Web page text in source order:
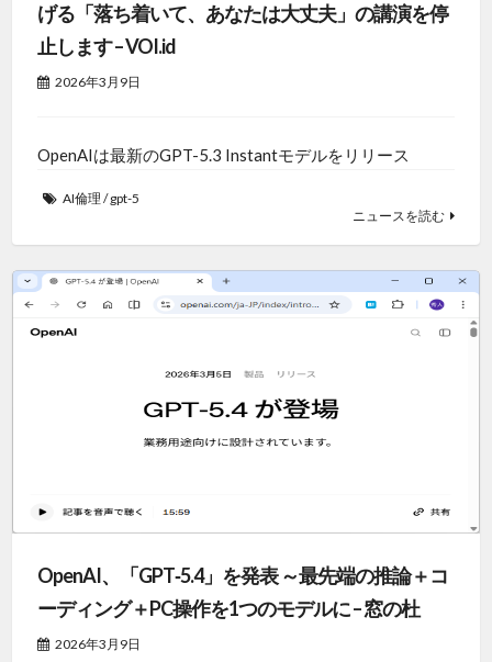
げる「落ち着いて、あなたは大丈夫」の講演を停
止します – VOI.id
2026年3月9日
OpenAIは最新のGPT-5.3 Instantモデルをリリース
AI倫理 /gpt-5
ニュースを読む
OpenAI、「GPT‑5.4」を発表 ～最先端の推論＋コ
ーディング＋PC操作を1つのモデルに – 窓の杜
2026年3月9日